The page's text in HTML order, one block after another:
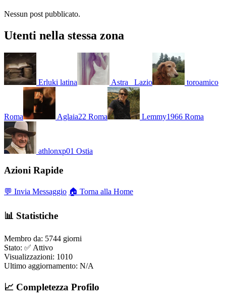
Nessun post pubblicato.
Utenti nella stessa zona
Erluki latina Astra_ Lazio toroamico
Roma Aglaia22 Roma Lemmy1966 Roma
athlonxp01 Ostia
Azioni Rapide
💬 Invia Messaggio 🏠 Torna alla Home
📊 Statistiche
Membro da: 5744 giorni
Stato: ✅ Attivo
Visualizzazioni: 1010
Ultimo aggiornamento: N/A
📈 Completezza Profilo